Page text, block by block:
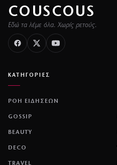
COUSCOUS
Εδώ τα λέμε όλα. Χωρίς ρετούς.
ΚΑΤΗΓΟΡΙΕΣ
ΡΟΗ ΕΙΔΗΣΕΩΝ
GOSSIP
BEAUTY
DECO
TRAVEL